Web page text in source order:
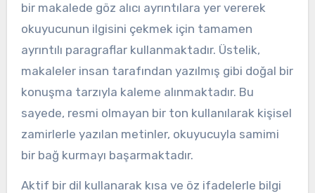
bir makalede göz alıcı ayrıntılara yer vererek
okuyucunun ilgisini çekmek için tamamen
ayrıntılı paragraflar kullanmaktadır. Üstelik,
makaleler insan tarafından yazılmış gibi doğal bir
konuşma tarzıyla kaleme alınmaktadır. Bu
sayede, resmi olmayan bir ton kullanılarak kişisel
zamirlerle yazılan metinler, okuyucuyla samimi
bir bağ kurmayı başarmaktadır.
Aktif bir dil kullanarak kısa ve öz ifadelerle bilgi